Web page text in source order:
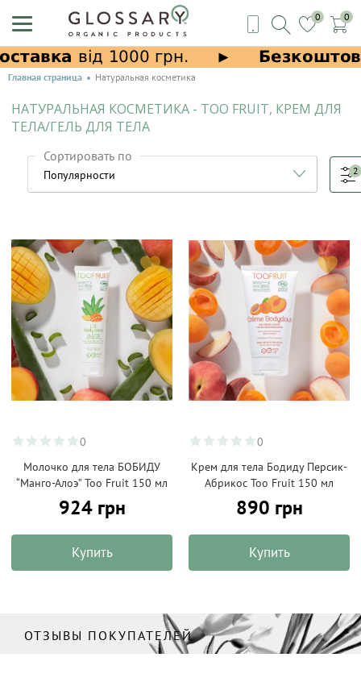
0 0
Главная страница Натуральная косметика
НАТУРАЛЬНАЯ КОСМЕТИКА - TOO FRUIT, КРЕМ ДЛЯ
ТЕЛА/ГЕЛЬ ДЛЯ ТЕЛА
Сортировать по
2
0
Молочко для тела БОБИДУ
“Манго-Алоэ” Too Fruit 150 мл
924 грн
Купить
0
Крем для тела Бодиду Персик-
Абрикос Too Fruit 150 мл
890 грн
Купить
ОТЗЫВЫ ПОКУПАТЕЛЕЙ